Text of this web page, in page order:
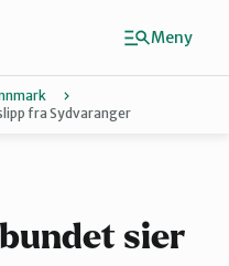
fra Sydvaranger
sier